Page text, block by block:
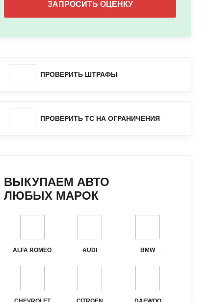
ПРОВЕРИТЬ ШТРАФЫ
ПРОВЕРИТЬ ТС НА ОГРАНИЧЕНИЯ
ВЫКУПАЕМ АВТО
ЛЮБЫХ МАРОК
ALFA ROMEO AUDI BMW